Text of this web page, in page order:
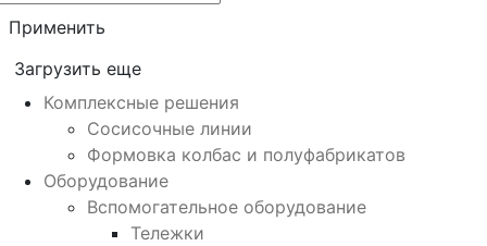
Применить
Загрузить еще
Комплексные решения
Сосисочные линии
Формовка колбас и полуфабрикатов
Оборудование
Вспомогательное оборудование
Тележки